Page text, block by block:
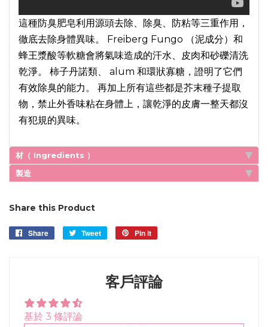
這種防臭肥皂利用源頭去除、除臭、防粘等三重作用，
徹底去除身體異味。 Freiberg Fungo （泥成分）和
蜂王漿酸等軟糖會將氣味造成的汗水、皮肉和砂礫清洗
乾淨。 柿子丹諾類、 alum 和環狀寡糖，證明了它們
有效除臭的能力。 再加上所有這些都是芥末種子提取
物，禁止外香味粘在身體上，讓乾淨的皮膚一整天都沒
有犯規的異味。
材（ Ingredients ）
製造
Share this Product
Share
Share
Tweet
Tweet
Pin it
客戶評論
基於 3 條評論